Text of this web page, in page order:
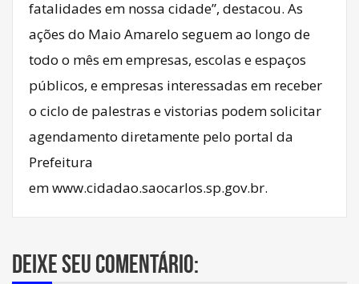
fatalidades em nossa cidade”, destacou. As
ações do Maio Amarelo seguem ao longo de
todo o mês em empresas, escolas e espaços
públicos, e empresas interessadas em receber
o ciclo de palestras e vistorias podem solicitar
agendamento diretamente pelo portal da
Prefeitura
emwww.cidadao.saocarlos.sp.gov.br.
Deixe seu comentário: